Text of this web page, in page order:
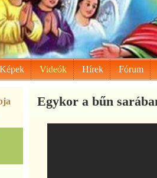
Képek Videók Hírek Fórum
Egykor a bűn